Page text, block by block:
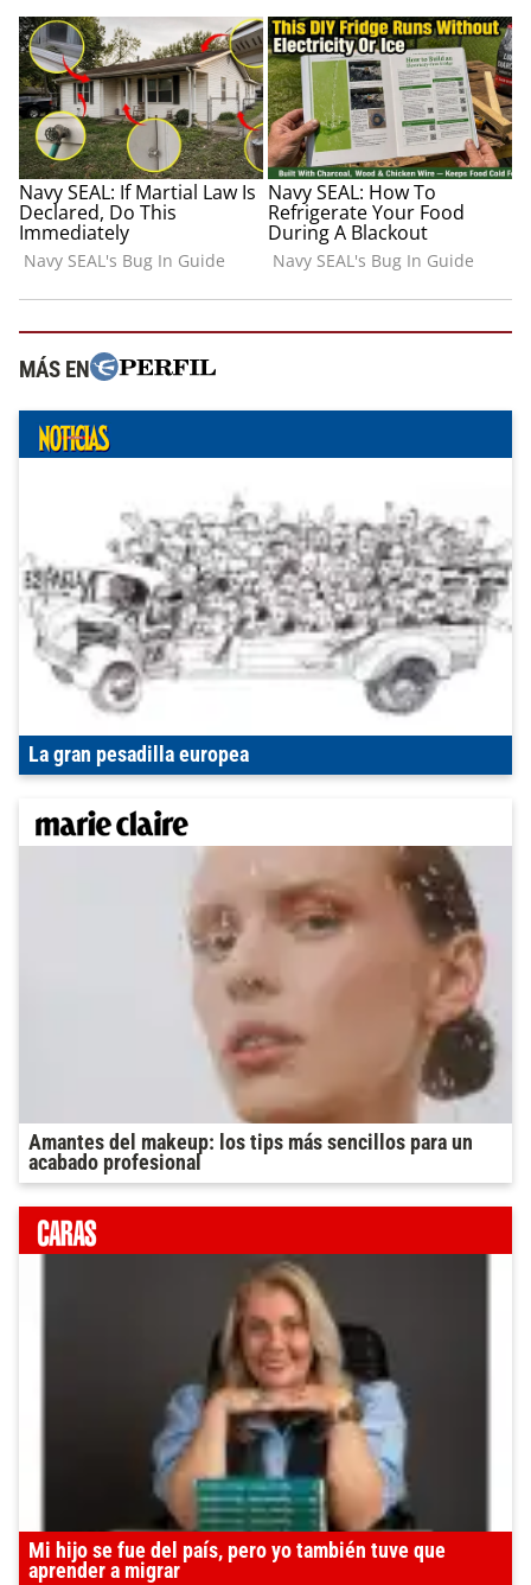
MÁS EN
La gran pesadilla europea
Amantes del makeup: los tips más sencillos para un
acabado profesional
Mi hijo se fue del país, pero yo también tuve que
aprender a migrar